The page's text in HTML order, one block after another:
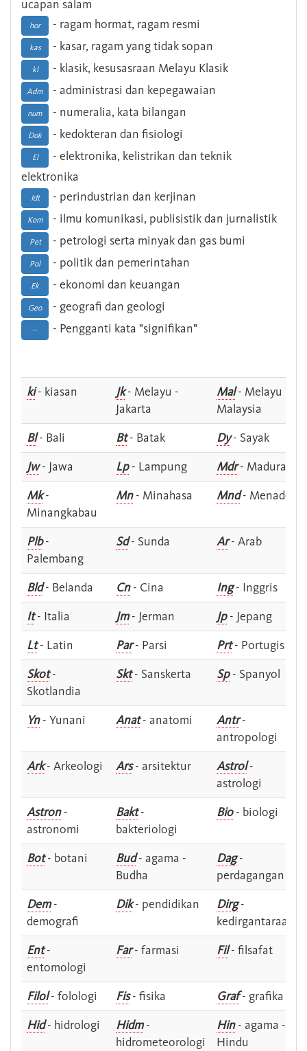
ucapan salam
hor - ragam hormat, ragam resmi
kas - kasar, ragam yang tidak sopan
kl - klasik, kesusasraan Melayu Klasik
Adm - administrasi dan kepegawaian
num - numeralia, kata bilangan
Dok - kedokteran dan fisiologi
El
- elektronika, kelistrikan dan teknik
elektronika
Idt - perindustrian dan kerjinan
Kom - ilmu komunikasi, publisistik dan jurnalistik
Pet - petrologi serta minyak dan gas bumi
Pol - politik dan pemerintahan
Ek - ekonomi dan keuangan
Geo - geografi dan geologi
-- - Pengganti kata "signifikan"
ki- kiasan Jk- Melayu -
Jakarta
Mal- Melayu -
Malaysia
Bl- Bali Bt- Batak Dy- Sayak
Jw- Jawa Lp- Lampung Mdr- Madura
Mk-
Minangkabau
Mn- Minahasa Mnd- Menado
Plb-
Palembang
Sd- Sunda Ar- Arab
Bld- Belanda Cn- Cina Ing- Inggris
It- Italia Jm- Jerman Jp- Jepang
Lt- Latin Par- Parsi Prt- Portugis
Skot-
Skotlandia
Skt- Sanskerta Sp- Spanyol
Yn- Yunani Anat- anatomi Antr-
antropologi
Ark- Arkeologi Ars- arsitektur Astrol-
astrologi
Astron-
astronomi
Bakt-
bakteriologi
Bio- biologi
Bot- botani Bud- agama -
Budha
Dag-
perdagangan
Dem-
demografi
Dik- pendidikan Dirg-
kedirgantaraan
Ent-
entomologi
Far- farmasi Fil- filsafat
Filol- folologi Fis- fisika Graf- grafika
Hid- hidrologi Hidm-
hidrometeorologi
Hin- agama -
Hindu